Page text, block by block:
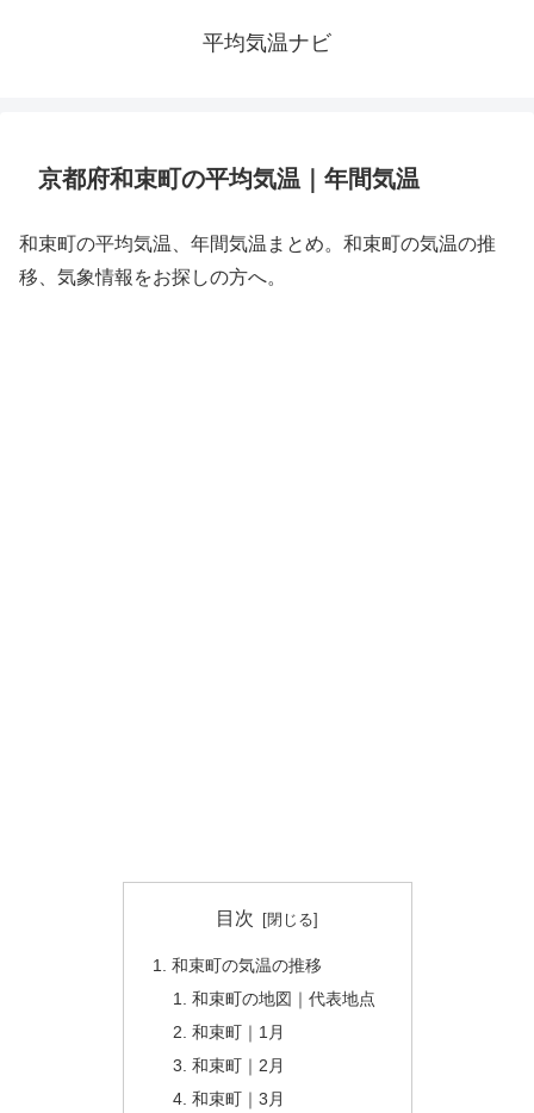
平均気温ナビ
京都府和束町の平均気温｜年間気温
和束町の平均気温、年間気温まとめ。和束町の気温の推
移、気象情報をお探しの方へ。
目次
和束町の気温の推移
和束町の地図｜代表地点
和束町｜1月
和束町｜2月
和束町｜3月